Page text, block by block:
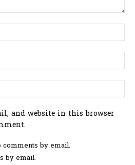
and website in this browser
by email.
by email.